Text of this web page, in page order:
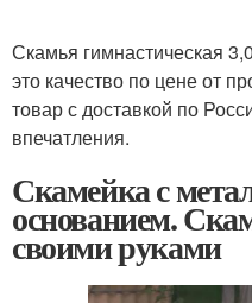
Скамья гимнастическая
это качество по цене от
товар с доставкой по
впечатления.
Скамейка с
основанием.
своими руками